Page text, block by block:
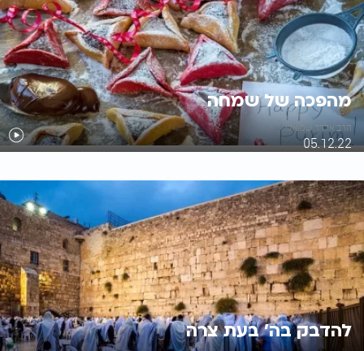
מהפכה של שמחה
הרב אלדד שמואלי
05.12.22
להדבק בה’ בעת צרה